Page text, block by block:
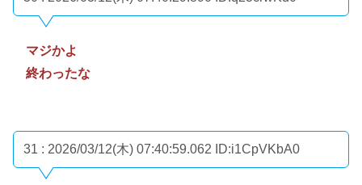
マジかよ
終わったな
31 : 2026/03/12(木) 07:40:59.062 ID:i1CpVKbA0